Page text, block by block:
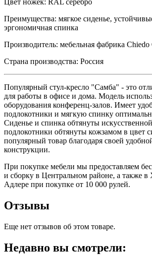
Цвет ножек: RAL серебро
Преимущества: мягкое сиденье,
эргономичная спинка
Производитель: мебельная фабрика Chiedo
Страна производства: Россия
Популярный стул-кресло "Самба" - это
для работы в офисе и дома. Модель
оборудования конференц-залов. Имеет
подлокотники и мягкую спинку
Сиденье и спинка обтянуты
подлокотники обтянуты кожзамом в цвет
популярный товар благодаря своей
конструкции.
При покупке мебели мы предоставляем
и сборку в Центральном районе, а также в
Адлере при покупке от 10 000 рулей.
Отзывы
Еще нет отзывов об этом товаре.
Недавно вы смотрели: